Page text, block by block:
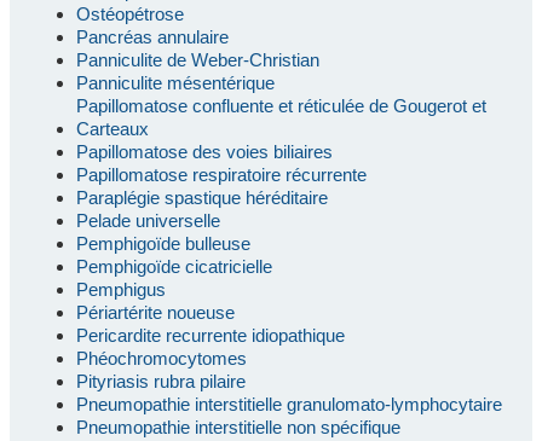
Ostéopétrose
Pancréas annulaire
Panniculite de Weber-Christian
Panniculite mésentérique
Papillomatose confluente et réticulée de Gougerot et
Carteaux
Papillomatose des voies biliaires
Papillomatose respiratoire récurrente
Paraplégie spastique héréditaire
Pelade universelle
Pemphigoïde bulleuse
Pemphigoïde cicatricielle
Pemphigus
Périartérite noueuse
Pericardite recurrente idiopathique
Phéochromocytomes
Pityriasis rubra pilaire
Pneumopathie interstitielle granulomato-lymphocytaire
Pneumopathie interstitielle non spécifique